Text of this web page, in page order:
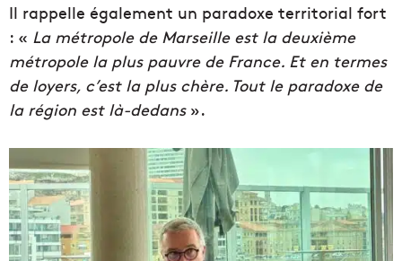
Il rappelle également un paradoxe territorial fort
: « La métropole de Marseille est la deuxième
métropole la plus pauvre de France. Et en termes
de loyers, c’est la plus chère. Tout le paradoxe de
la région est là-dedans».